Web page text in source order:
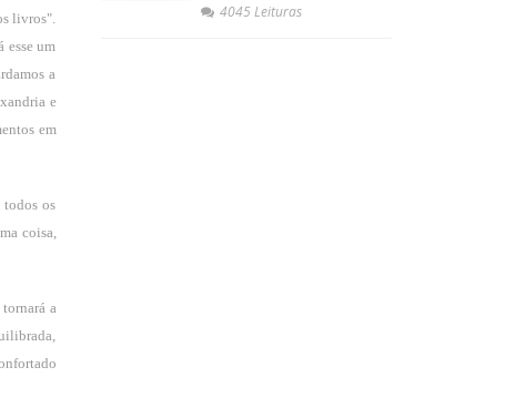
livros".
esse um
a
e
em
todos os
coisa,
a
4045 Leituras